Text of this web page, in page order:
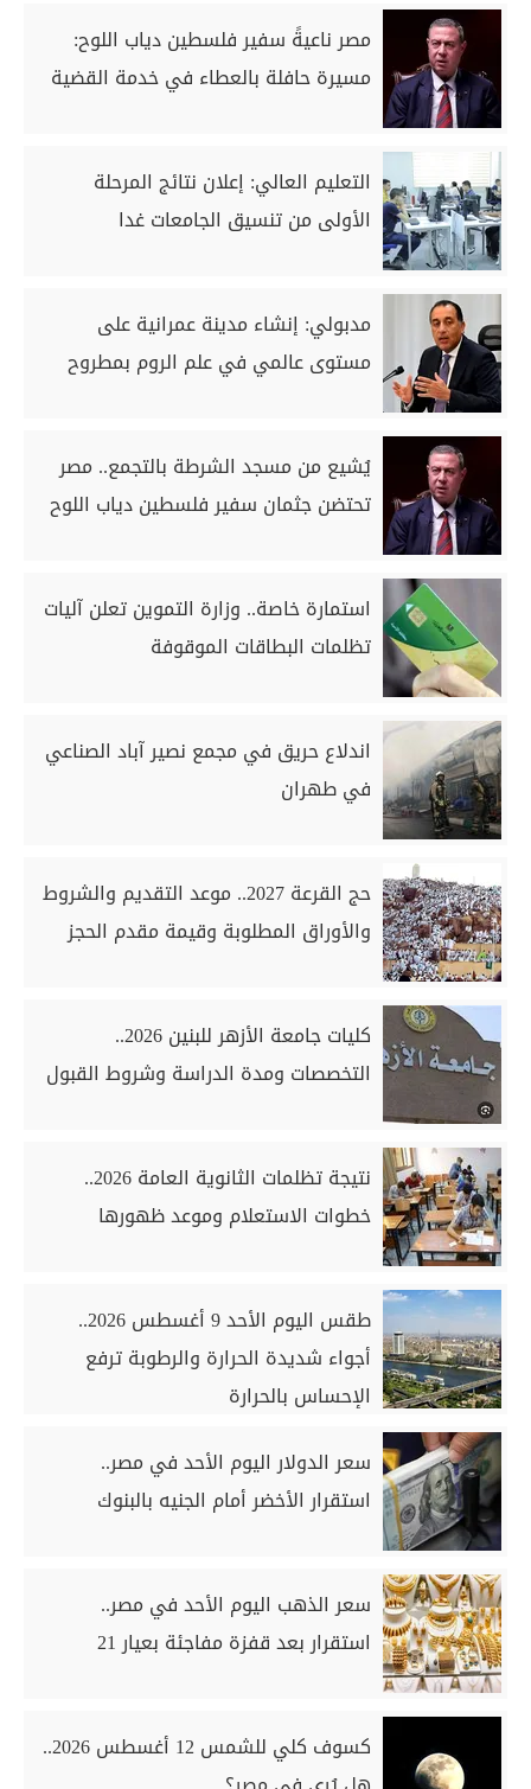
مصر ناعيةً سفير فلسطين دياب اللوح:
مسيرة حافلة بالعطاء في خدمة القضية
التعليم العالي: إعلان نتائج المرحلة
الأولى من تنسيق الجامعات غدا
مدبولي: إنشاء مدينة عمرانية على
مستوى عالمي في علم الروم بمطروح
يُشيع من مسجد الشرطة بالتجمع.. مصر
تحتضن جثمان سفير فلسطين دياب اللوح
استمارة خاصة.. وزارة التموين تعلن آليات
تظلمات البطاقات الموقوفة
اندلاع حريق في مجمع نصير آباد الصناعي
في طهران
حج القرعة 2027.. موعد التقديم والشروط
والأوراق المطلوبة وقيمة مقدم الحجز
كليات جامعة الأزهر للبنين 2026..
التخصصات ومدة الدراسة وشروط القبول
نتيجة تظلمات الثانوية العامة 2026..
خطوات الاستعلام وموعد ظهورها
طقس اليوم الأحد 9 أغسطس 2026..
أجواء شديدة الحرارة والرطوبة ترفع
الإحساس بالحرارة
سعر الدولار اليوم الأحد في مصر..
استقرار الأخضر أمام الجنيه بالبنوك
سعر الذهب اليوم الأحد في مصر..
استقرار بعد قفزة مفاجئة بعيار 21
كسوف كلي للشمس 12 أغسطس 2026..